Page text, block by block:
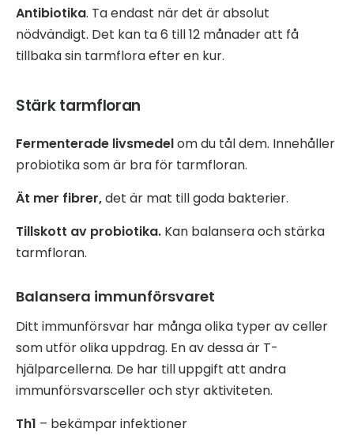
Antibiotika. Ta endast när det är absolut
nödvändigt. Det kan ta 6 till 12 månader att få
tillbaka sin tarmflora efter en kur.
Stärk tarmfloran
Fermenterade livsmedelom du tål dem. Innehåller
probiotika som är bra för tarmfloran.
Ät mer fibrer,det är mat till goda bakterier.
Tillskott av probiotika. Kan balansera och stärka
tarmfloran.
Balansera immunförsvaret
Ditt immunförsvar har många olika typer av celler
som utför olika uppdrag. En av dessa är T-
hjälparcellerna. De har till uppgift att andra
immunförsvarsceller och styr aktiviteten.
Th1 – bekämpar infektioner